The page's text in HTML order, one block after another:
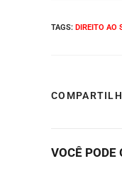
TAGS: DIREITO AO
VOCÊ PODE